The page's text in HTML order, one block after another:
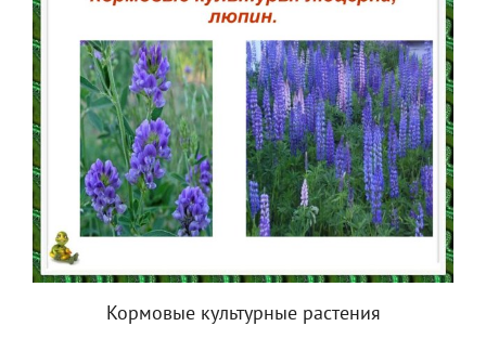
Кормовые культурные растения